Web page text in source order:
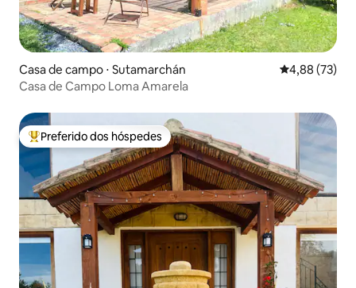
Casa de campo ⋅ Sutamarchán 4,88 de uma
4,88 (73)
Casa de Campo Loma Amarela
Entre os melhores preferidos dos hóspedes
Preferido dos hóspedes